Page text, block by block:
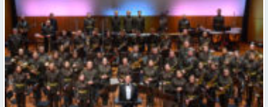
Valmierā notiks Zemessardzei veltīts koncerts “Es savā zemītē”